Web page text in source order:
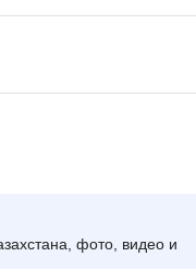
фото, видео и